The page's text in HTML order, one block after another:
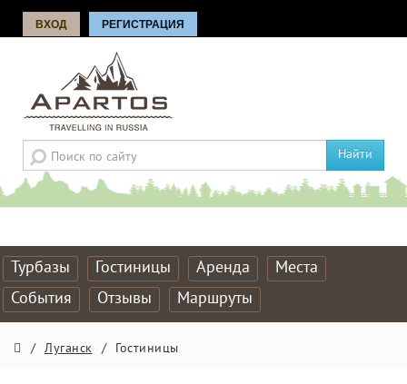
ВХОД РЕГИСТРАЦИЯ
Найти
Турбазы Гостиницы Аренда
Места
События
Отзывы Маршруты
/ Луганск / Гостиницы